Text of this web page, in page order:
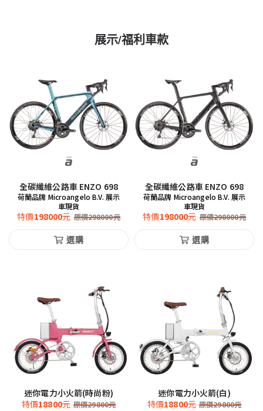
展示/福利車款
全碳纖維公路車 ENZO 698
荷蘭品牌 Microangelo B.V. 展示
車現貨
特價198000元 原價298000元
選購
全碳纖維公路車 ENZO 698
荷蘭品牌 Microangelo B.V. 展示
車現貨
特價198000元 原價298000元
選購
迷你電力小火箭(時尚粉)
特價18800元 原價29800元
迷你電力小火箭(白)
特價18800元 原價29800元